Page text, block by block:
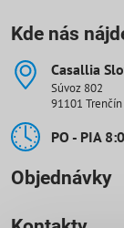
Kde nás
Casallia
Súvoz 802
91101 Trenčín
PO - PIA
Objednávky